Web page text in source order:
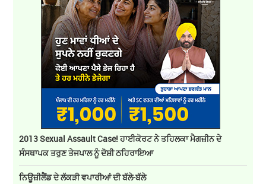
2013 Sexual Assault Case! ਹਾਈਕੋਰਟ ਨੇ ਤਹਿਲਕਾ ਮੈਗਜ਼ੀਨ ਦੇ
ਸੰਸਥਾਪਕ ਤਰੁਣ ਤੇਜਪਾਲ ਨੂੰ ਦੋਸ਼ੀ ਠਹਿਰਾਇਆ
ਨਿਊਜ਼ੀਲੈਂਡ ਦੇ ਲੱਕੜੀ ਵਪਾਰੀਆਂ ਦੀ ਬੱਲੇ-ਬੱਲੇ